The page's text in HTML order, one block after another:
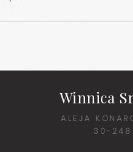
Winnica
ALEJA
30-248